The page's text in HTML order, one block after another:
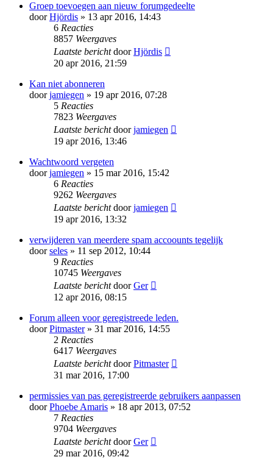
Groep toevoegen aan nieuw forumgedeelte
doorHjördis » 13 apr 2016, 14:43
6 Reacties
8857 Weergaves
Laatste berichtdoorHjördis
20 apr 2016, 21:59
Kan niet abonneren
doorjamiegen » 19 apr 2016, 07:28
5 Reacties
7823 Weergaves
Laatste berichtdoorjamiegen
19 apr 2016, 13:46
Wachtwoord vergeten
doorjamiegen » 15 mar 2016, 15:42
6 Reacties
9262 Weergaves
Laatste berichtdoorjamiegen
19 apr 2016, 13:32
verwijderen van meerdere spam accoounts tegelijk
doorseles » 11 sep 2012, 10:44
9 Reacties
10745 Weergaves
Laatste berichtdoorGer
12 apr 2016, 08:15
Forum alleen voor geregistreede leden.
doorPitmaster» 31 mar 2016, 14:55
2 Reacties
6417 Weergaves
Laatste berichtdoorPitmaster
31 mar 2016, 17:00
permissies van pas geregistreerde gebruikers aanpassen
doorPhoebe Amaris » 18 apr 2013, 07:52
7 Reacties
9704 Weergaves
Laatste berichtdoorGer
29 mar 2016, 09:42